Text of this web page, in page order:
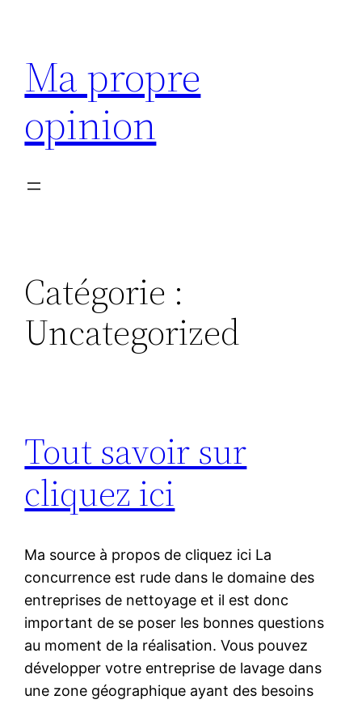
contenu
Ma propre
opinion
Catégorie :
Uncategorized
Tout savoir sur
cliquez ici
Ma source à propos de cliquez ici La
concurrence est rude dans le domaine des
entreprises de nettoyage et il est donc
important de se poser les bonnes questions
au moment de la réalisation. Vous pouvez
développer votre entreprise de lavage dans
une zone géographique ayant des besoins